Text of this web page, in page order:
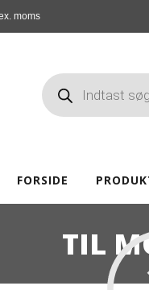
moms
FORSIDE
TIL